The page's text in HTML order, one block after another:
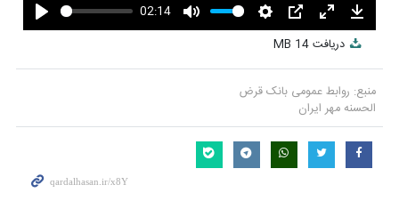
Play
02:14
Mute Settings
PIP
Enter
fullscreen
دریافت14 MB
منبع: روابط عمومی بانک قرض
الحسنه مهر ایران